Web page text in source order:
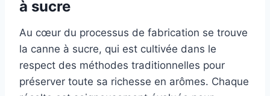
à sucre
Au cœur du processus de fabrication se trouve
la canne à sucre, qui est cultivée dans le
respect des méthodes traditionnelles pour
préserver toute sa richesse en arômes. Chaque